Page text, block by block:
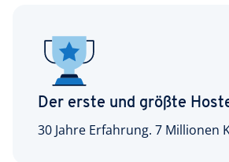
Der erste und größte
30 Jahre Erfahrung. 7 Millionen